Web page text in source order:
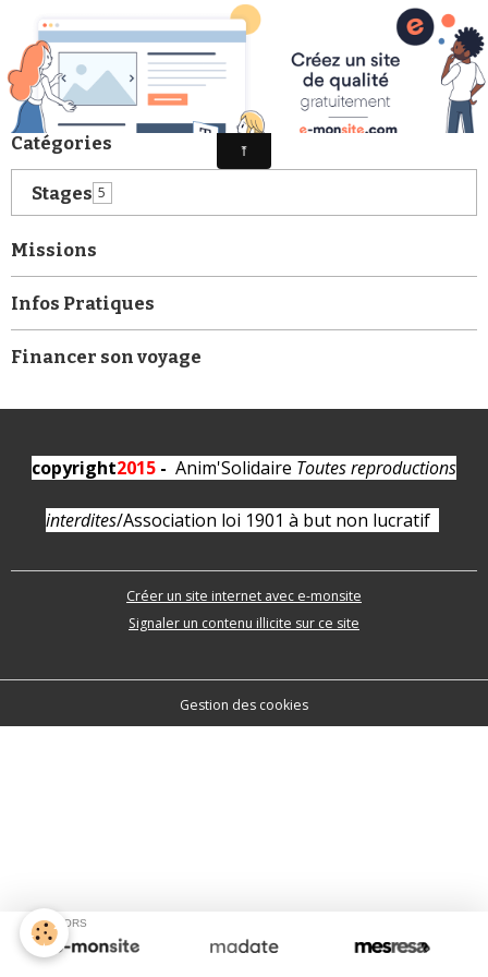
Missions & Stages
Catégories
Stages 5
Missions
Infos Pratiques
Financer son voyage
copyright2015 - Anim'Solidaire Toutes reproductions
interdites/Association loi 1901 à but non lucratif
Créer un site internet avec e-monsite
Signaler un contenu illicite sur ce site
Gestion des cookies
SPONSORS